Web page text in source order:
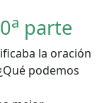
a parte
la oración
podemos